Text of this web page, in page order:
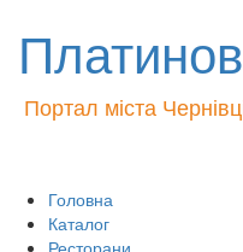
Портал міста
Головна
Каталог
Ресторани